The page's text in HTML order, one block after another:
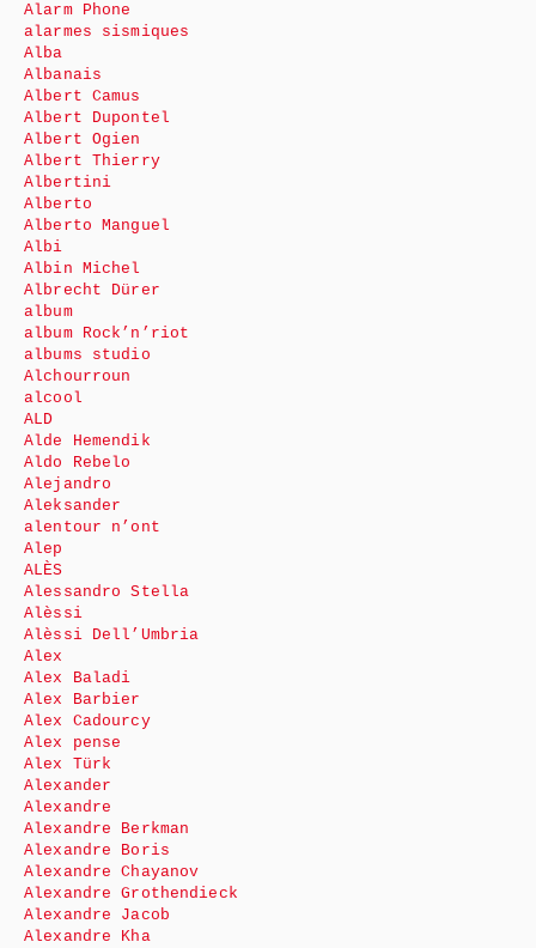
Alarm Phone
alarmes sismiques
Alba
Albanais
Albert Camus
Albert Dupontel
Albert Ogien
Albert Thierry
Albertini
Alberto
Alberto Manguel
Albi
Albin Michel
Albrecht Dürer
album
album Rock’n’riot
albums studio
Alchourroun
alcool
ALD
Alde Hemendik
Aldo Rebelo
Alejandro
Aleksander
alentour n’ont
Alep
ALÈS
Alessandro Stella
Alèssi
Alèssi Dell’Umbria
Alex
Alex Baladi
Alex Barbier
Alex Cadourcy
Alex pense
Alex Türk
Alexander
Alexandre
Alexandre Berkman
Alexandre Boris
Alexandre Chayanov
Alexandre Grothendieck
Alexandre Jacob
Alexandre Kha